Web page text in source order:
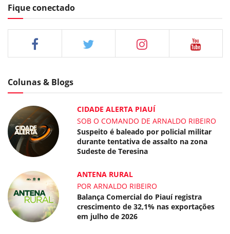
Fique conectado
Colunas & Blogs
CIDADE ALERTA PIAUÍ
SOB O COMANDO DE ARNALDO RIBEIRO
Suspeito é baleado por policial militar
durante tentativa de assalto na zona
Sudeste de Teresina
ANTENA RURAL
POR ARNALDO RIBEIRO
Balança Comercial do Piauí registra
crescimento de 32,1% nas exportações
em julho de 2026